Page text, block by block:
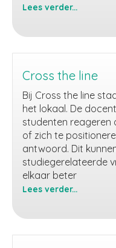
Lees verder...
Cross the line
Bij Cross the line
het lokaal. De
studenten reageren
of zich te
antwoord. Dit
studiegerelateerde
elkaar beter
Lees verder...